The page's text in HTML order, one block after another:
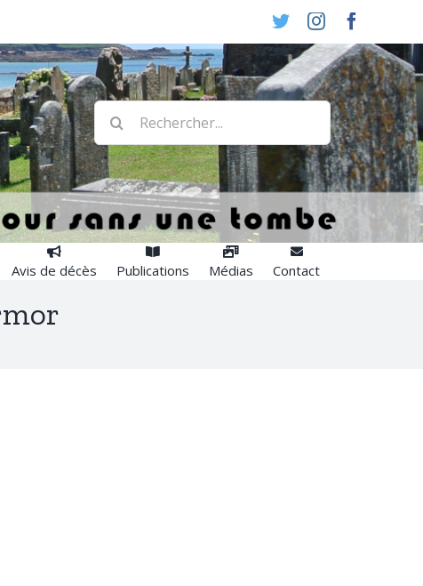
TwitterInstagram
Rechercher:
Avis de décès Publications Médias Contact